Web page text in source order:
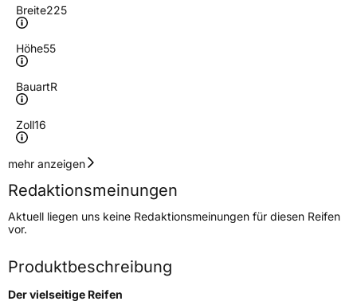
Breite225
Höhe55
BauartR
Zoll16
Geschwindigkeitsindex
Höchstgeschwindigkeit
210 km/h
Lastindex99
Höchstlast775 kg
Generelle Merkmale
mehr anzeigen
Redaktionsmeinungen
Aktuell liegen uns keine Redaktionsmeinungen für diesen Reifen
vor.
Produktbeschreibung
Der vielseitige Reifen